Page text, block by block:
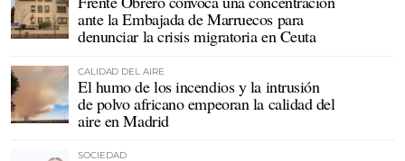
ante la Embajada de Marruecos para
denunciar la crisis migratoria en Ceuta
CALIDAD DEL AIRE
El humo de los incendios y la intrusión
de polvo africano empeoran la calidad del
aire en Madrid
SOCIEDAD